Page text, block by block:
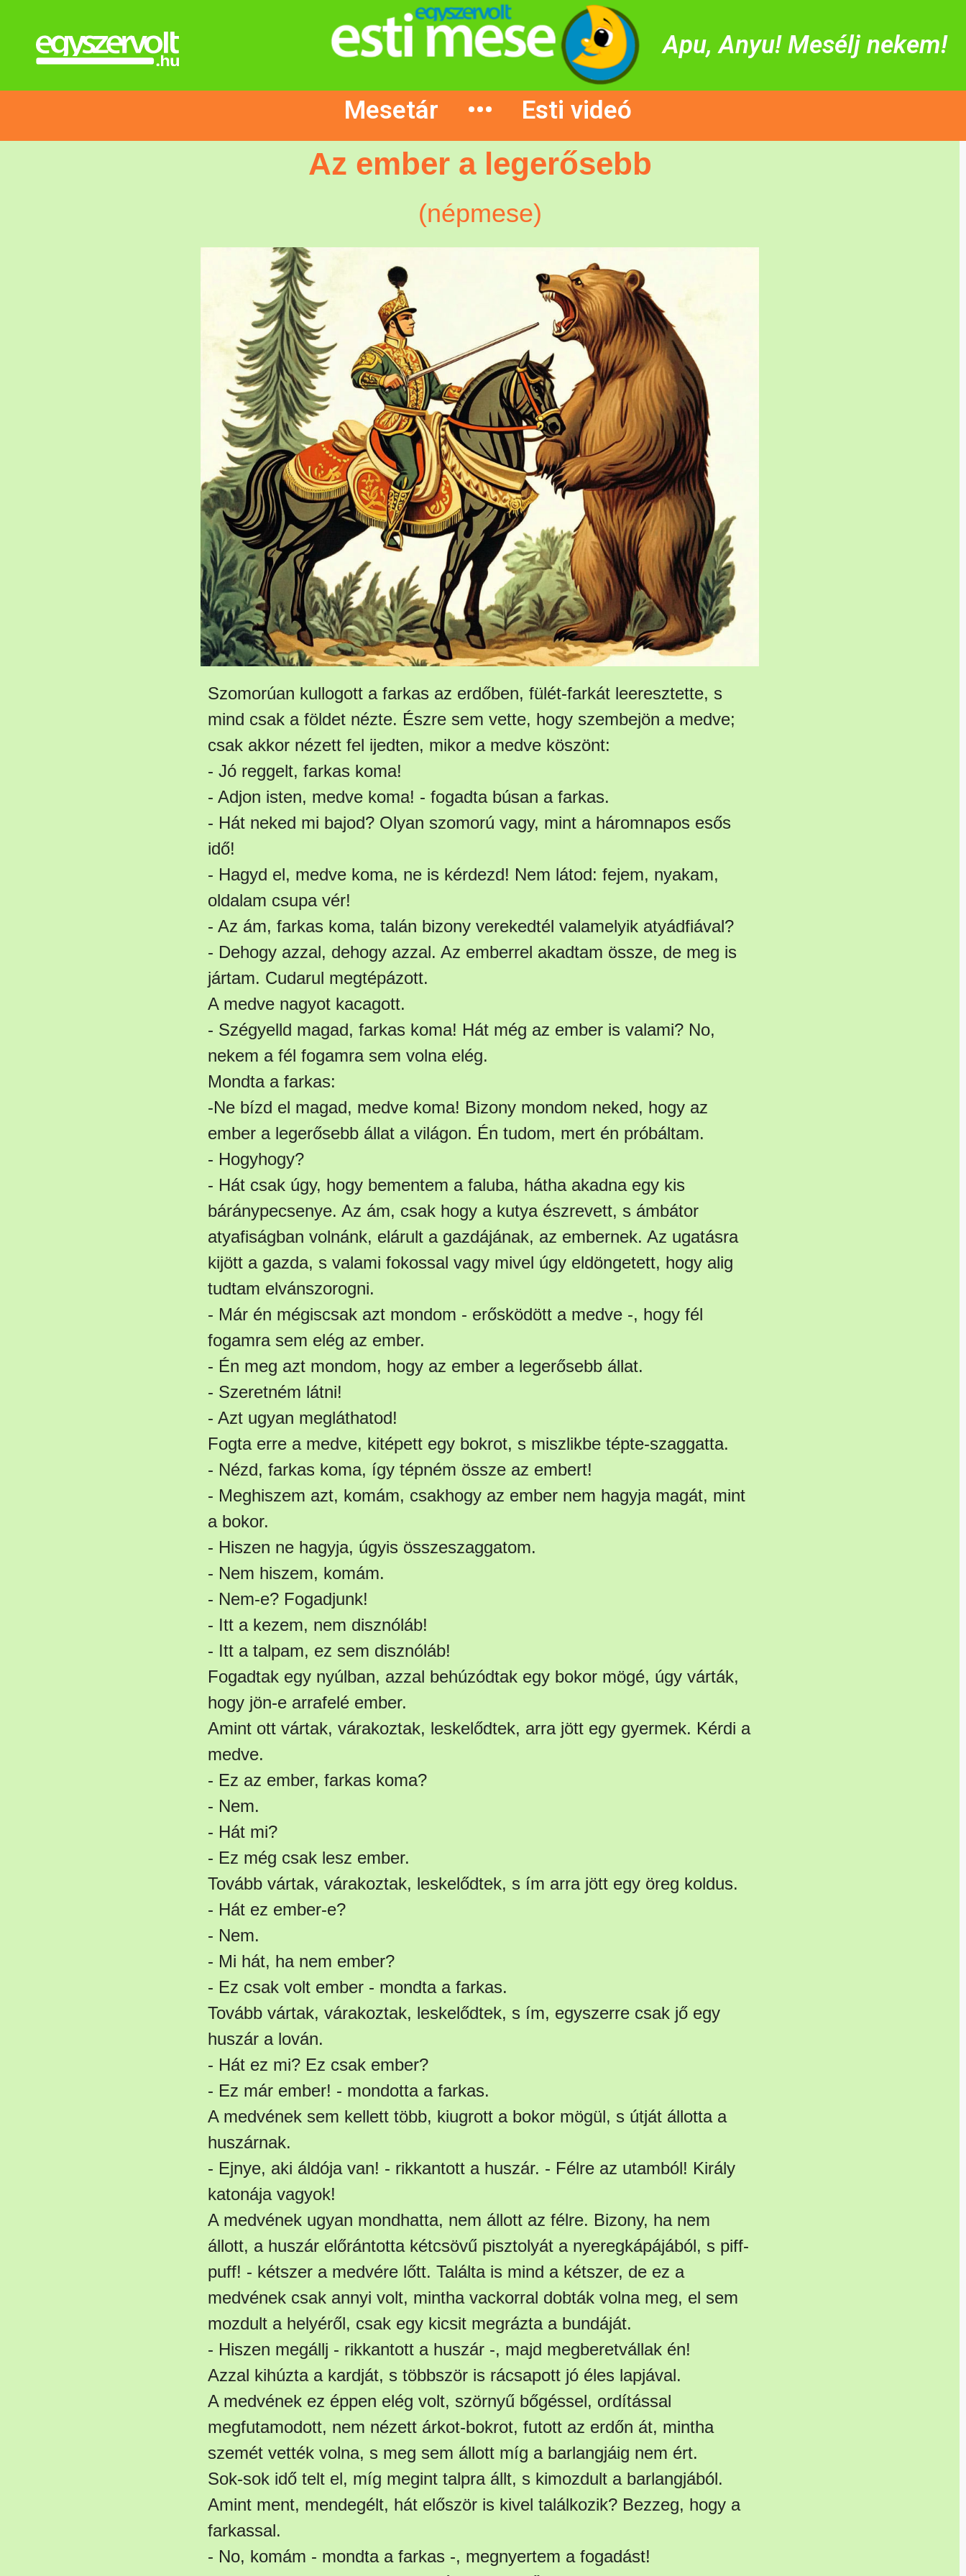
Apu, Anyu! Mesélj nekem!
Mesetár ••• Esti videó
Az ember a legerősebb
(népmese)
Szomorúan kullogott a farkas az erdőben, fülét-farkát leeresztette, s
mind csak a földet nézte. Észre sem vette, hogy szembejön a medve;
csak akkor nézett fel ijedten, mikor a medve köszönt:
- Jó reggelt, farkas koma!
- Adjon isten, medve koma! - fogadta búsan a farkas.
- Hát neked mi bajod? Olyan szomorú vagy, mint a háromnapos esős
idő!
- Hagyd el, medve koma, ne is kérdezd! Nem látod: fejem, nyakam,
oldalam csupa vér!
- Az ám, farkas koma, talán bizony verekedtél valamelyik atyádfiával?
- Dehogy azzal, dehogy azzal. Az emberrel akadtam össze, de meg is
jártam. Cudarul megtépázott.
A medve nagyot kacagott.
- Szégyelld magad, farkas koma! Hát még az ember is valami? No,
nekem a fél fogamra sem volna elég.
Mondta a farkas:
-Ne bízd el magad, medve koma! Bizony mondom neked, hogy az
ember a legerősebb állat a világon. Én tudom, mert én próbáltam.
- Hogyhogy?
- Hát csak úgy, hogy bementem a faluba, hátha akadna egy kis
báránypecsenye. Az ám, csak hogy a kutya észrevett, s ámbátor
atyafiságban volnánk, elárult a gazdájának, az embernek. Az ugatásra
kijött a gazda, s valami fokossal vagy mivel úgy eldöngetett, hogy alig
tudtam elvánszorogni.
- Már én mégiscsak azt mondom - erősködött a medve -, hogy fél
fogamra sem elég az ember.
- Én meg azt mondom, hogy az ember a legerősebb állat.
- Szeretném látni!
- Azt ugyan megláthatod!
Fogta erre a medve, kitépett egy bokrot, s miszlikbe tépte-szaggatta.
- Nézd, farkas koma, így tépném össze az embert!
- Meghiszem azt, komám, csakhogy az ember nem hagyja magát, mint
a bokor.
- Hiszen ne hagyja, úgyis összeszaggatom.
- Nem hiszem, komám.
- Nem-e? Fogadjunk!
- Itt a kezem, nem disznóláb!
- Itt a talpam, ez sem disznóláb!
Fogadtak egy nyúlban, azzal behúzódtak egy bokor mögé, úgy várták,
hogy jön-e arrafelé ember.
Amint ott vártak, várakoztak, leskelődtek, arra jött egy gyermek. Kérdi a
medve.
- Ez az ember, farkas koma?
- Nem.
- Hát mi?
- Ez még csak lesz ember.
Tovább vártak, várakoztak, leskelődtek, s ím arra jött egy öreg koldus.
- Hát ez ember-e?
- Nem.
- Mi hát, ha nem ember?
- Ez csak volt ember - mondta a farkas.
Tovább vártak, várakoztak, leskelődtek, s ím, egyszerre csak jő egy
huszár a lován.
- Hát ez mi? Ez csak ember?
- Ez már ember! - mondotta a farkas.
A medvének sem kellett több, kiugrott a bokor mögül, s útját állotta a
huszárnak.
- Ejnye, aki áldója van! - rikkantott a huszár. - Félre az utamból! Király
katonája vagyok!
A medvének ugyan mondhatta, nem állott az félre. Bizony, ha nem
állott, a huszár előrántotta kétcsövű pisztolyát a nyeregkápájából, s piff-
puff! - kétszer a medvére lőtt. Találta is mind a kétszer, de ez a
medvének csak annyi volt, mintha vackorral dobták volna meg, el sem
mozdult a helyéről, csak egy kicsit megrázta a bundáját.
- Hiszen megállj - rikkantott a huszár -, majd megberetvállak én!
Azzal kihúzta a kardját, s többször is rácsapott jó éles lapjával.
A medvének ez éppen elég volt, szörnyű bőgéssel, ordítással
megfutamodott, nem nézett árkot-bokrot, futott az erdőn át, mintha
szemét vették volna, s meg sem állott míg a barlangjáig nem ért.
Sok-sok idő telt el, míg megint talpra állt, s kimozdult a barlangjából.
Amint ment, mendegélt, hát először is kivel találkozik? Bezzeg, hogy a
farkassal.
- No, komám - mondta a farkas -, megnyertem a fogadást!